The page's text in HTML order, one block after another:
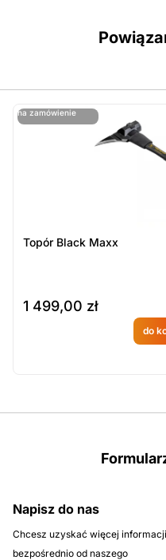
na zamówienie
ostatnie sztuki
Topór Black Maxx
1 499,00 zł
do
Produkt
Napisz do nas
Chcesz uzyskać więcej informacji
bezpośrednio od naszego